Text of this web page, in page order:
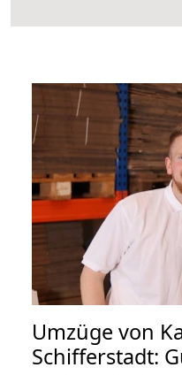
Umzüge von
Schifferstadt: